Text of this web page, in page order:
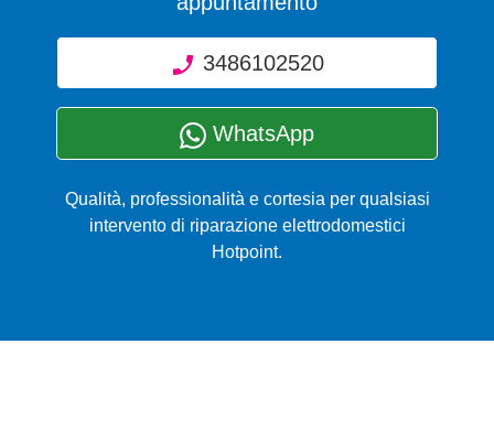
3486102520
WhatsApp
Qualità, professionalità e cortesia per qualsiasi
intervento di riparazione elettrodomestici
Hotpoint.